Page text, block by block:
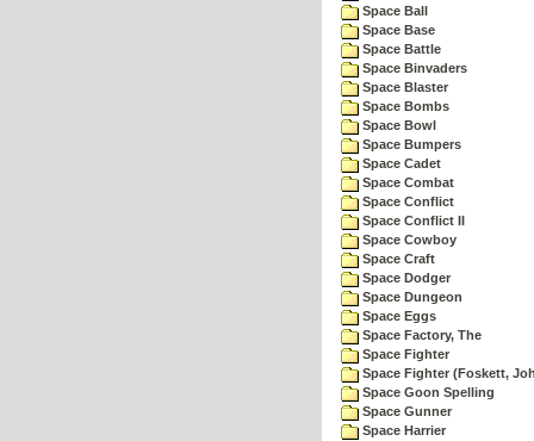
Space Ball
Space Base
Space Battle
Space Binvaders
Space Blaster
Space Bombs
Space Bowl
Space Bumpers
Space Cadet
Space Combat
Space Conflict
Space Conflict II
Space Cowboy
Space Craft
Space Dodger
Space Dungeon
Space Eggs
Space Factory, The
Space Fighter
Space Fighter (Foskett,
Space Goon Spelling
Space Gunner
Space Harrier